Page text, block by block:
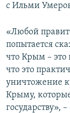
с Ильми
«Любой
попытается
что Крым – это
что это
уничтожение
Крыму,
государству»,